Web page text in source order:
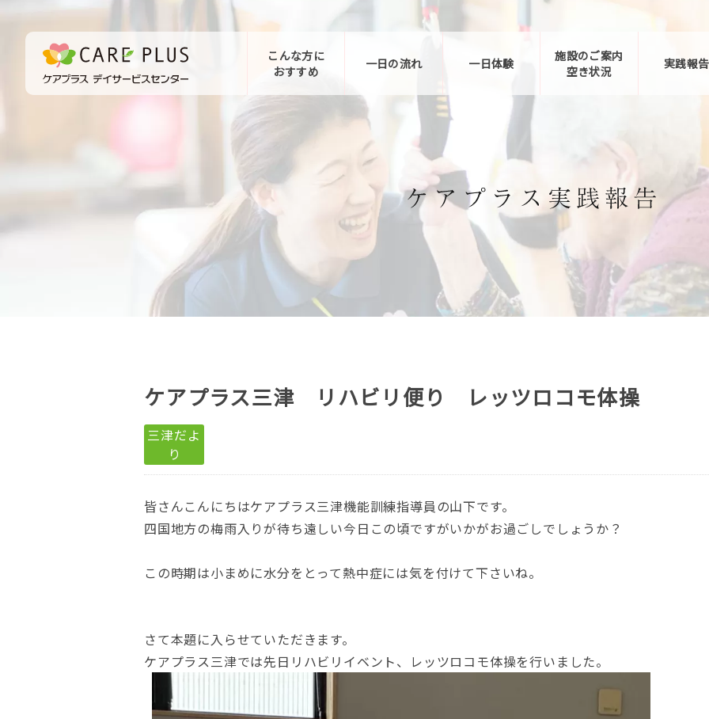
こんな方に
おすすめ
一日の流れ 一日体験
施設のご案内
空き状況
実践報告
お問い合わせ
ケアプラス三津 リハビリ便り レッツロコモ体操
三津だよ
り
皆さんこんにちはケアプラス三津機能訓練指導員の山下です。
四国地方の梅雨入りが待ち遠しい今日この頃ですがいかがお過ごしでしょうか？
この時期は小まめに水分をとって熱中症には気を付けて下さいね。
さて本題に入らせていただきます。
ケアプラス三津では先日リハビリイベント、レッツロコモ体操を行いました。